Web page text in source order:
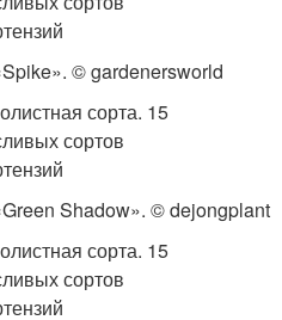
© gardenersworld
Shadow». © dejongplant